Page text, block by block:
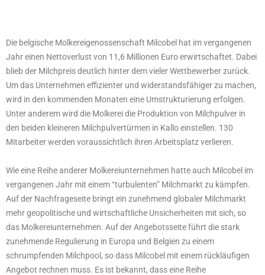
Die belgische Molkereigenossenschaft Milcobel hat im vergangenen
Jahr einen Nettoverlust von 11,6 Millionen Euro erwirtschaftet. Dabei
blieb der Milchpreis deutlich hinter dem vieler Wettbewerber zurück.
Um das Unternehmen effizienter und widerstandsfähiger zu machen,
wird in den kommenden Monaten eine Umstrukturierung erfolgen.
Unter anderem wird die Molkerei die Produktion von Milchpulver in
den beiden kleineren Milchpulvertürmen in Kallo einstellen. 130
Mitarbeiter werden voraussichtlich ihren Arbeitsplatz verlieren.
Wie eine Reihe anderer Molkereiunternehmen hatte auch Milcobel im
vergangenen Jahr mit einem “turbulenten” Milchmarkt zu kämpfen.
Auf der Nachfrageseite bringt ein zunehmend globaler Milchmarkt
mehr geopolitische und wirtschaftliche Unsicherheiten mit sich, so
das Molkereiunternehmen. Auf der Angebotsseite führt die stark
zunehmende Regulierung in Europa und Belgien zu einem
schrumpfenden Milchpool, so dass Milcobel mit einem rückläufigen
Angebot rechnen muss. Es ist bekannt, dass eine Reihe